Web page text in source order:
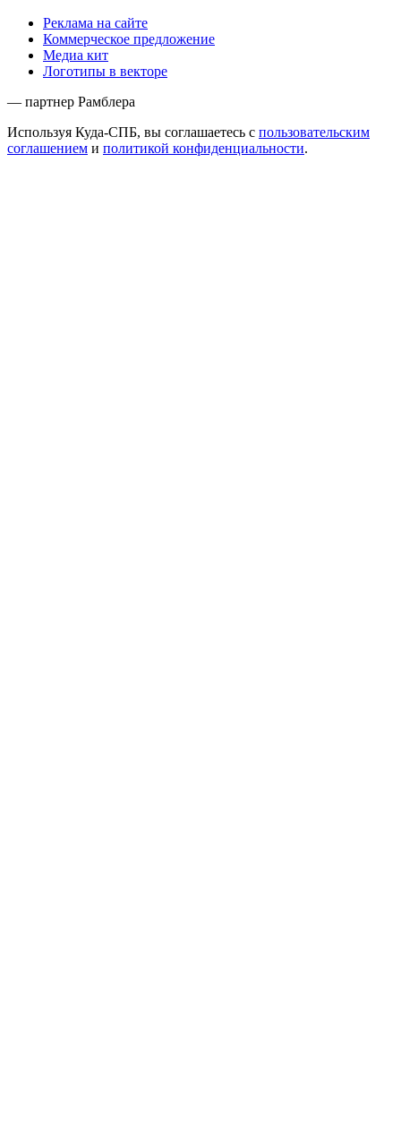
Реклама на сайте
Коммерческое предложение
Медиа кит
Логотипы в векторе
— партнер Рамблера
Используя Куда-СПБ, вы соглашаетесь с пользовательским
соглашением и политикой конфиденциальности.